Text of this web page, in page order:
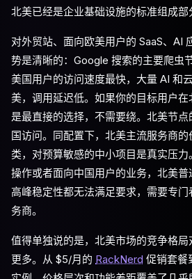
北美已经是企业基础设施的标准组成部
对外贸站、面向欧美用户的 SaaS、AI
势是清晰的：Google 搜索的主要爬虫
美国用户的访问速度最快，大量 AI 和
美，调用延迟低。如果你的目标用户
是最直接的选择，不需要绕。北美节
国访问。同配置下，北美主流服务商
类，对预算敏感的中小项目是真实压
操作或者面向中国用户的业务，北美
高峰稳定性都无法满足要求，需要专
务商。
值得单独说的是，北美市场的竞争格
更多。从 $5/月的 RackNerd 促销套餐